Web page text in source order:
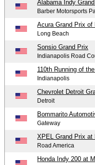
Alabama Indy
Barber Motorsports
Acura Grand Prix of
Long Beach
Sonsio Grand Prix
Indianapolis Road
110th Running of
Indianapolis
Chevrolet Detroit
Detroit
Bommarito
Gateway
XPEL Grand Prix at
Road America
Honda Indy 200 at